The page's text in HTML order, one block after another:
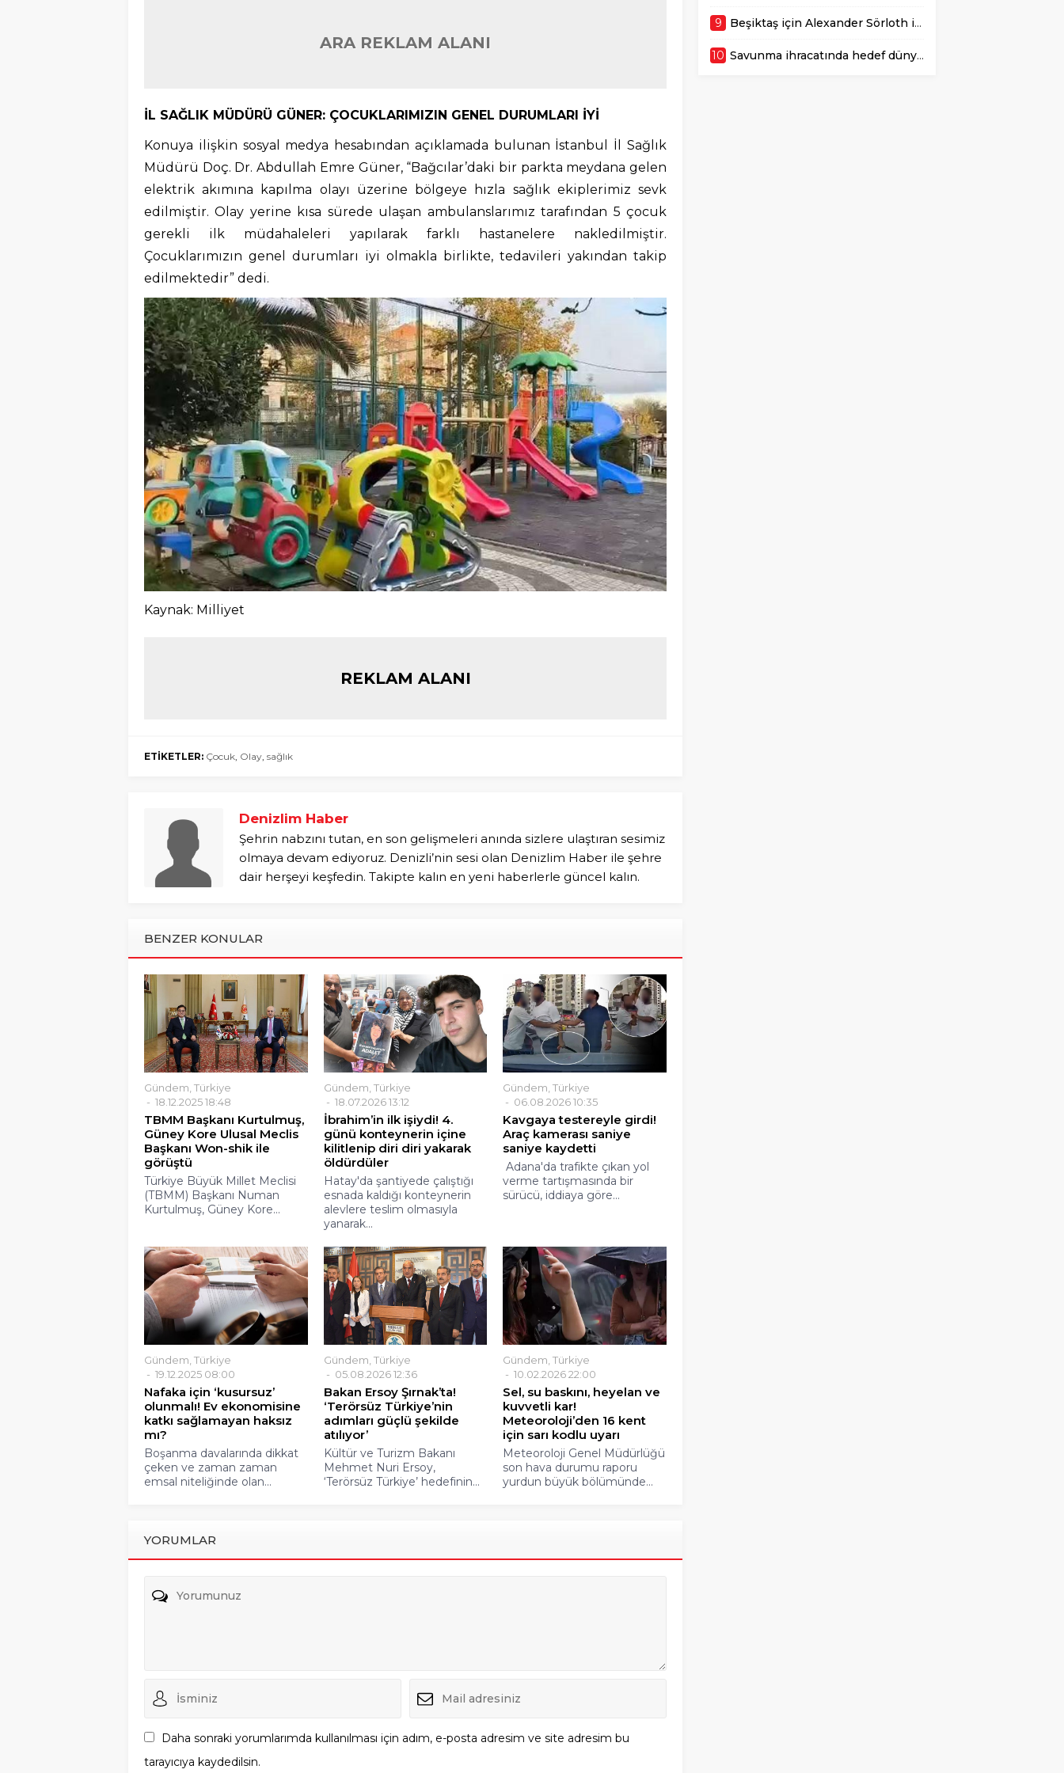
ARA REKLAM ALANI
İL SAĞLIK MÜDÜRÜ GÜNER: ÇOCUKLARIMIZIN GENEL DURUMLARI İYİ
Konuya ilişkin sosyal medya hesabından açıklamada bulunan İstanbul İl Sağlık
Müdürü Doç. Dr. Abdullah Emre Güner, “Bağcılar’daki bir parkta meydana gelen
elektrik akımına kapılma olayı üzerine bölgeye hızla sağlık ekiplerimiz sevk
edilmiştir. Olay yerine kısa sürede ulaşan ambulanslarımız tarafından 5 çocuk
gerekli ilk müdahaleleri yapılarak farklı hastanelere nakledilmiştir.
Çocuklarımızın genel durumları iyi olmakla birlikte, tedavileri yakından takip
edilmektedir” dedi.
Kaynak: Milliyet
REKLAM ALANI
ETİKETLER: Çocuk, Olay, sağlık
Denizlim Haber
Şehrin nabzını tutan, en son gelişmeleri anında sizlere ulaştıran sesimiz
olmaya devam ediyoruz. Denizli’nin sesi olan Denizlim Haber ile şehre
dair herşeyi keşfedin. Takipte kalın en yeni haberlerle güncel kalın.
BENZER KONULAR
Gündem Türkiye
18.12.2025 18:48
TBMM Başkanı Kurtulmuş,
Güney Kore Ulusal Meclis
Başkanı Won-shik ile
görüştü
Türkiye Büyük Millet Meclisi
(TBMM) Başkanı Numan
Kurtulmuş, Güney Kore...
Gündem Türkiye
18.07.2026 13:12
İbrahim’in ilk işiydi! 4.
günü konteynerin içine
kilitlenip diri diri yakarak
öldürdüler
Hatay'da şantiyede çalıştığı
esnada kaldığı konteynerin
alevlere teslim olmasıyla
yanarak...
Gündem ,Türkiye
06.08.2026 10:35
Kavgaya testereyle girdi!
Araç kamerası saniye
saniye kaydetti
Adana'da trafikte çıkan yol
verme tartışmasında bir
sürücü, iddiaya göre...
Gündem Türkiye
19.12.2025 08:00
Nafaka için ‘kusursuz’
olunmalı! Ev ekonomisine
katkı sağlamayan haksız
mı?
Boşanma davalarında dikkat
çeken ve zaman zaman
emsal niteliğinde olan...
Gündem Türkiye
05.08.2026 12:36
Bakan Ersoy Şırnak’ta!
‘Terörsüz Türkiye’nin
adımları güçlü şekilde
atılıyor’
Kültür ve Turizm Bakanı
Mehmet Nuri Ersoy,
‘Terörsüz Türkiye’ hedefinin...
Gündem ,Türkiye
10.02.2026 22:00
Sel, su baskını, heyelan ve
kuvvetli kar!
Meteoroloji’den 16 kent
için sarı kodlu uyarı
Meteoroloji Genel Müdürlüğü
son hava durumu raporu
yurdun büyük bölümünde...
YORUMLAR
Daha sonraki yorumlarımda kullanılması için adım, e-posta adresim ve site adresim bu
tarayıcıya kaydedilsin.
9 Beşiktaş için Alexander Sörloth iddiası! Türkiye şartı belli oldu
10 Savunma ihracatında hedef dünyada ilk 10